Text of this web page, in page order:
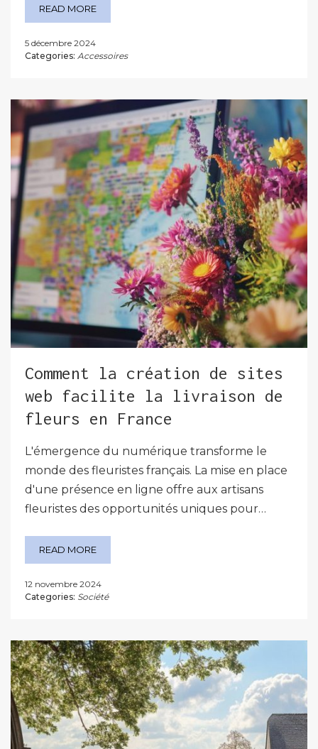
READ MORE
5 décembre 2024
Categories: Accessoires
Comment la création de sites
web facilite la livraison de
fleurs en France
L'émergence du numérique transforme le
monde des fleuristes français. La mise en place
d'une présence en ligne offre aux artisans
fleuristes des opportunités uniques pour…
READ MORE
12 novembre 2024
Categories: Société